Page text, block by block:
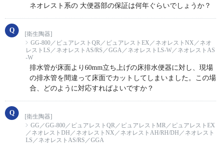
ネオレスト系の 大便器部の保証は何年ぐらいでしょうか？
[衛生陶器]
GG-800／ピュアレストQR／ピュアレストEX／ネオレストNX／ネオ
レストLS／ネオレストAS/RS／GGA／ネオレストLS-W／ネオレストAS
-W
排水管が床面より60mm立ち上げの床排水便器に対し、現場
の排水管を間違って床面でカットしてしまいました。この場
合、どのように対応すればよいですか？
[衛生陶器]
GG／GG-800／ピュアレストQR／ピュアレストMR／ピュアレストEX
／ネオレストDH／ネオレストNX／ネオレストAH/RH/DH／ネオレスト
LS／ネオレストAS/RS／GGA